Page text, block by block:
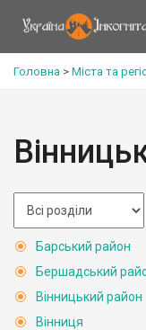
Головна > Міста та
Барський район
Бершадський
Вінницький район
Вінниця